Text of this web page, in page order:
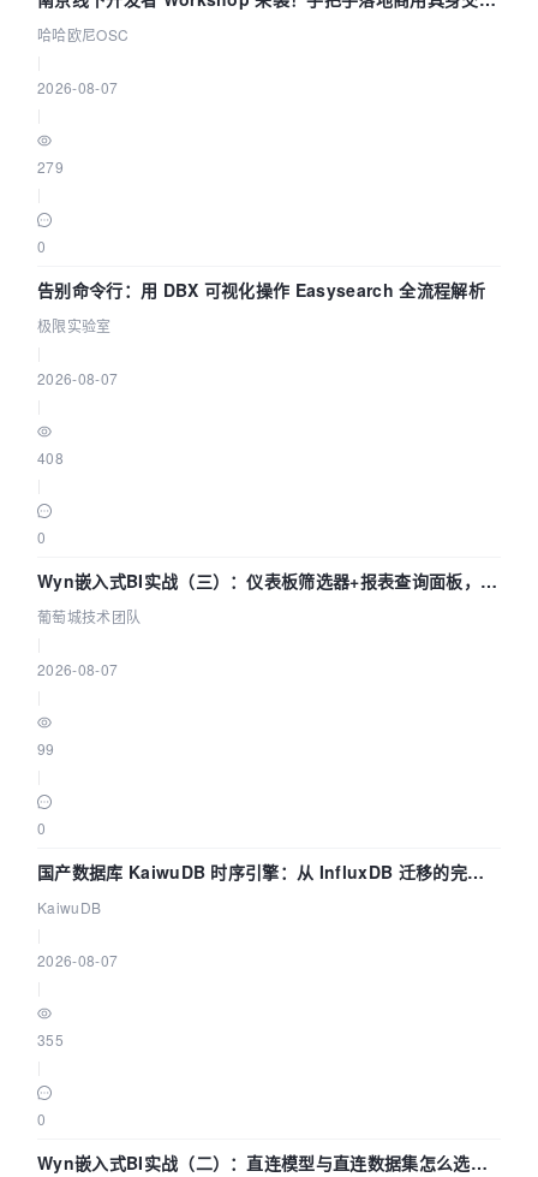
智能 Agent 应用
哈哈欧尼OSC
2026-08-07
279
0
告别命令行：用 DBX 可视化操作 Easysearch 全流程解析
极限实验室
2026-08-07
408
0
Wyn嵌入式BI实战（三）：仪表板筛选器+报表查询面板，参
数联动全闭环
葡萄城技术团队
2026-08-07
99
0
国产数据库 KaiwuDB 时序引擎：从 InfluxDB 迁移的完整
技术路径
KaiwuDB
2026-08-07
355
0
Wyn嵌入式BI实战（二）：直连模型与直连数据集怎么选，